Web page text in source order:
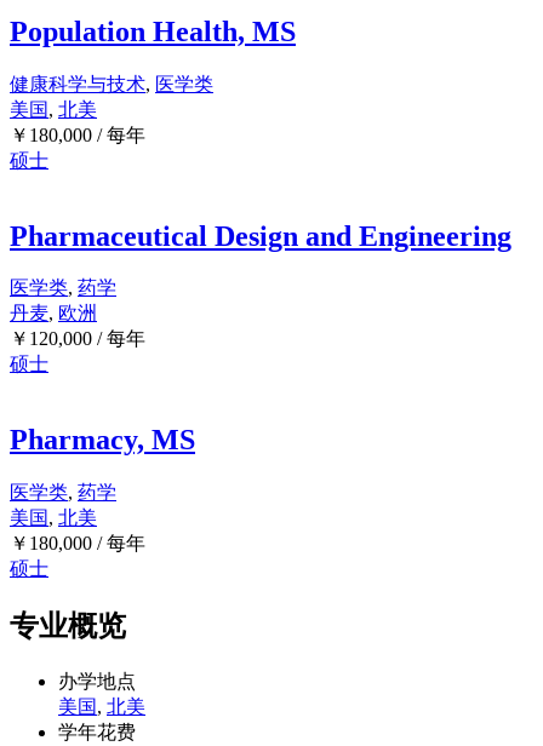
Population Health, MS
健康科学与技术, 医学类
美国, 北美
￥ 180,000 / 每年
硕士
Pharmaceutical Design and Engineering
医学类, 药学
丹麦, 欧洲
￥ 120,000 / 每年
硕士
Pharmacy, MS
医学类, 药学
美国, 北美
￥ 180,000 / 每年
硕士
专业概览
办学地点
美国, 北美
学年花费